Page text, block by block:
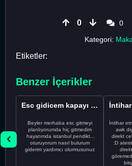
0 0
Kategori:
Etiketler:
Benzer İçerikler
Esc gidicem kapayı koydum
Beyler merhaba esc gitmeyi
planlıyorumda hiç gitmedim
hayatımda istanbul pendikte
oturuyorum nasıl bulurum
giderim yardımcı olurmusunuz
İntihar
awk
direkt
:D